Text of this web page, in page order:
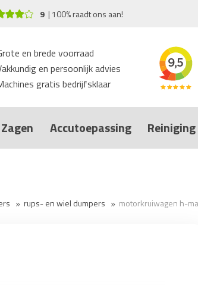
9 100% raadt ons aan!
en brede voorraad
en persoonlijk advies
gratis bedrijfsklaar
Accutoepassing Reiniging
rups- en wiel dumpers motorkruiwagen h-